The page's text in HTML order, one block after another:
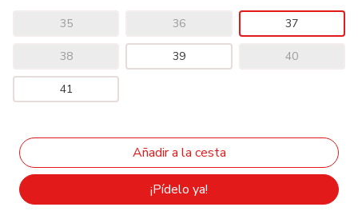
35 36 37
38 39 40
41
¡Pídelo ya!